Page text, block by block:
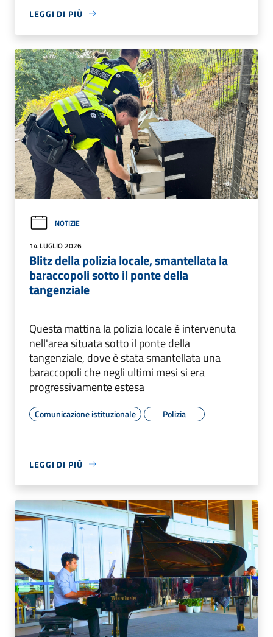
LEGGI DI PIÙ
NOTIZIE
14 LUGLIO 2026
Blitz della polizia locale, smantellata la
baraccopoli sotto il ponte della
tangenziale
Questa mattina la polizia locale è intervenuta
nell'area situata sotto il ponte della
tangenziale, dove è stata smantellata una
baraccopoli che negli ultimi mesi si era
progressivamente estesa
Comunicazione istituzionale Polizia
LEGGI DI PIÙ